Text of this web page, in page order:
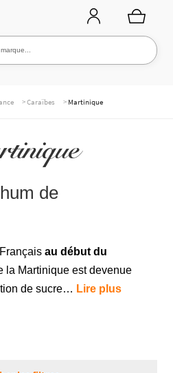
Rechercher
>Caraïbes > Martinique
de
au début du
la Martinique est devenue
de sucre… Lire plus